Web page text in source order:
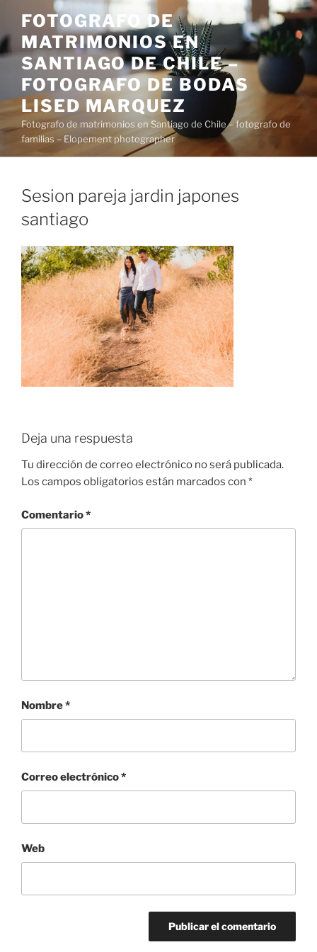
contenido
FOTOGRAFO DE
MATRIMONIOS EN
SANTIAGO DE CHILE –
FOTOGRAFO DE BODAS
LISED MARQUEZ
Fotografo de matrimonios en Santiago de Chile – fotografo de
familias – Elopement photographer
Sesion pareja jardin japones
santiago
Deja una respuesta
Tu dirección de correo electrónico no será publicada.
Los campos obligatorios están marcados con *
Comentario*
Nombre*
Correo electrónico*
Web